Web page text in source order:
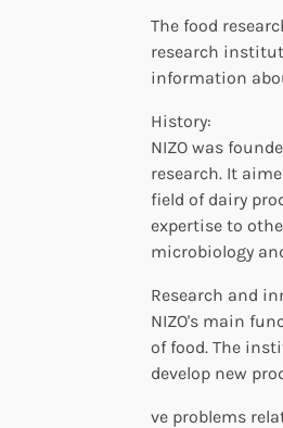
The food
research
information
History:
NIZO was
research. It
field of dairy
expertise to
microbiology
Research and
NIZO's main
of food. The
develop new
ve problems